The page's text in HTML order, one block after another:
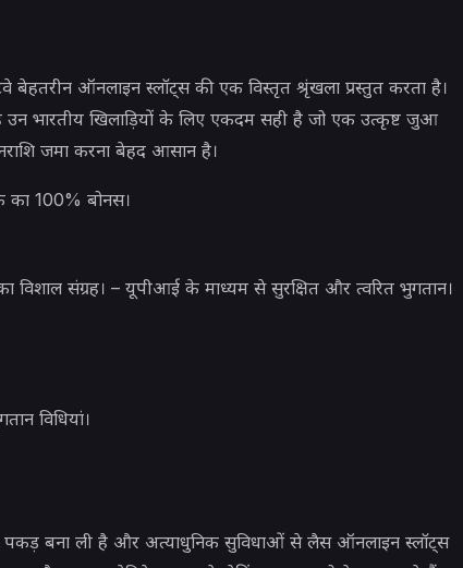
ऑनलाइन स्लॉट्स की एक विस्तृत श्रृंखला प्रस्तुत करता है।
भारतीय खिलाड़ियों के लिए एकदम सही है जो एक उत्कृष्ट जुआ
जमा करना बेहद आसान है।
का 100% बोनस।
विशाल संग्रह। – यूपीआई के माध्यम से सुरक्षित और त्वरित भुगतान।
विधियां।
बना ली है और अत्याधुनिक सुविधाओं से लैस ऑनलाइन स्लॉट्स